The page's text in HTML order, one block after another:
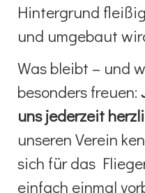
Hintergrund
und umgebaut
Was bleibt – und
besonders freuen:
uns jederzeit
unseren Verein
sich für das
einfach einmal